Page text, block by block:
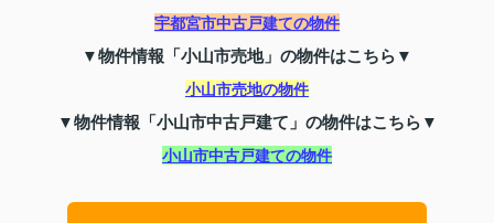
宇都宮市中古戸建ての物件
▼物件情報「小山市売地」の物件はこちら▼
小山市売地の物件
▼物件情報「小山市中古戸建て」の物件はこちら▼
小山市中古戸建ての物件